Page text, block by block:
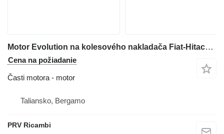
Motor Evolution na kolesového nakladača Fiat-Hitachi W 190
Cena na požiadanie
Časti motora - motor
Taliansko, Bergamo
PRV Ricambi